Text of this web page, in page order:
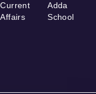
Current
Affairs
Adda
School